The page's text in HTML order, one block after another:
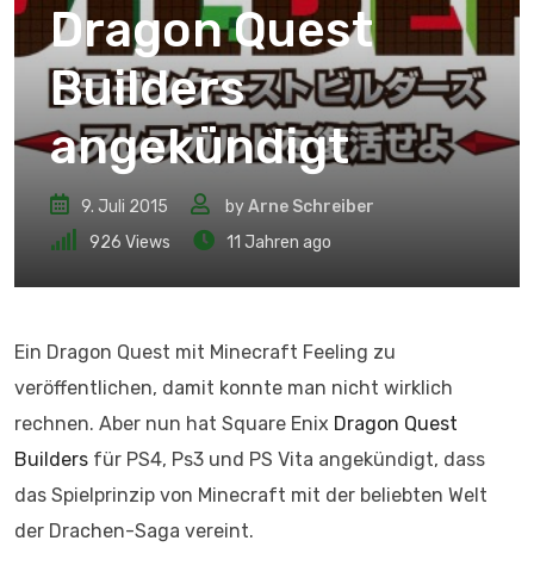
Dragon Quest
Builders
angekündigt
9. Juli 2015 byArne Schreiber
926 Views 11 Jahren ago
Ein Dragon Quest mit Minecraft Feeling zu
veröffentlichen, damit konnte man nicht wirklich
rechnen. Aber nun hat Square Enix Dragon Quest
Builders für PS4, Ps3 und PS Vita angekündigt, dass
das Spielprinzip von Minecraft mit der beliebten Welt
der Drachen-Saga vereint.